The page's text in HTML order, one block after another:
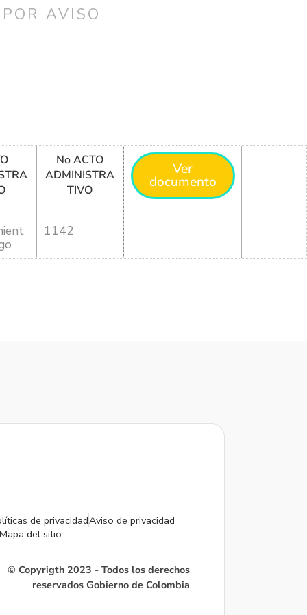
AVISO
No ACTO
ADMINISTRA
TIVO
1142
Ver
documento
de privacidadAviso de privacidad
Mapa del sitio
© Copyrigth 2023 - Todos los derechos
reservados Gobierno de Colombia